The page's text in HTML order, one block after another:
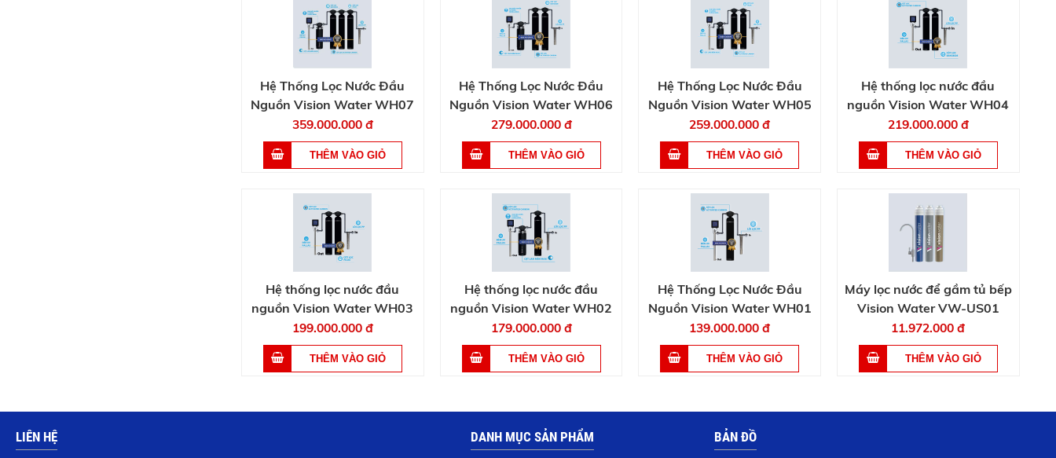
Hệ Thống Lọc Nước Đầu
Nguồn Vision Water WH07
359.000.000 đ
Hệ Thống Lọc Nước Đầu
Nguồn Vision Water WH06
279.000.000 đ
Hệ Thống Lọc Nước Đầu
Nguồn Vision Water WH05
259.000.000 đ
Hệ thống lọc nước đầu
nguồn Vision Water WH04
219.000.000 đ
Hệ thống lọc nước đầu
nguồn Vision Water WH03
199.000.000 đ
Hệ thống lọc nước đầu
nguồn Vision Water WH02
179.000.000 đ
Hệ Thống Lọc Nước Đầu
Nguồn Vision Water WH01
139.000.000 đ
Máy lọc nước để gầm tủ bếp
Vision Water VW-US01
11.972.000 đ
LIÊN HỆ DANH MỤC SẢN PHẨM BẢN ĐỒ